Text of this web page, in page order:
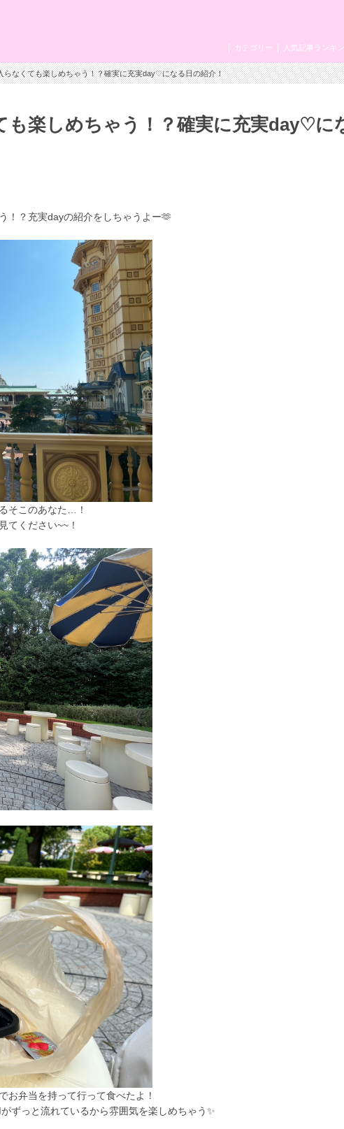
人気記事ランキ
カテゴリー
らなくても楽しめちゃう！？確実に充実day♡になる日の紹介！
も楽しめちゃう！？確実に充実day♡に
！？充実dayの紹介をしちゃうよー🫶
そこのあなた…！
てください~~！
お弁当を持って行って食べたよ！
ずっと流れているから雰囲気を楽しめちゃう✨